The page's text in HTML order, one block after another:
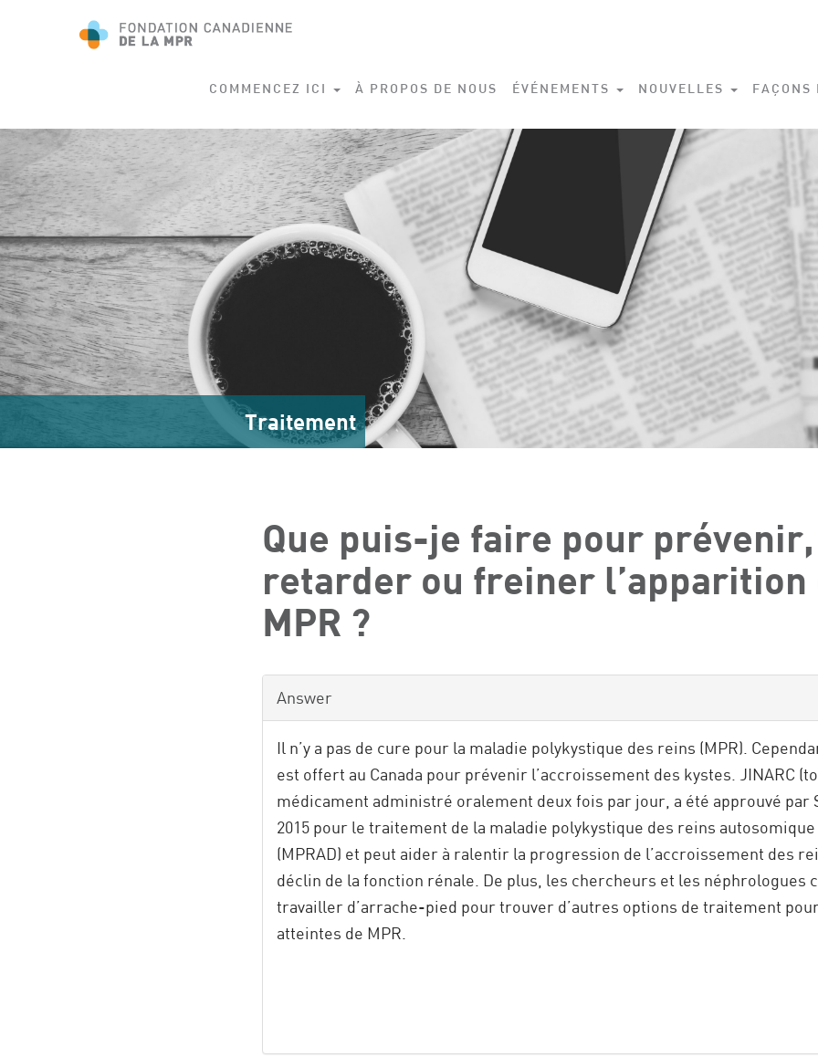
COMMENCEZ ICI À PROPOS DE NOUS ÉVÉNEMENTS NOUVELLES FAÇONS
Traitement
Que puis-je faire pour prévenir,
retarder ou freiner l’apparition
MPR ?
Answer
Il n’y a pas de cure pour la maladie polykystique des reins (MPR).
est offert au Canada pour prévenir l’accroissement des kystes. JINARC
médicament administré oralement deux fois par jour, a été approuvé par
2015 pour le traitement de la maladie polykystique des reins
(MPRAD) et peut aider à ralentir la progression de l’accroissement des
déclin de la fonction rénale. De plus, les chercheurs et les néphrologues
travailler d’arrache-pied pour trouver d’autres options de traitement
atteintes de MPR.